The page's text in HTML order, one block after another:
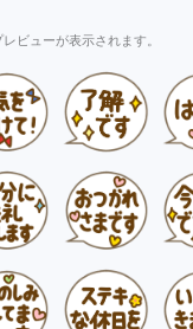
ビューが表示されます。